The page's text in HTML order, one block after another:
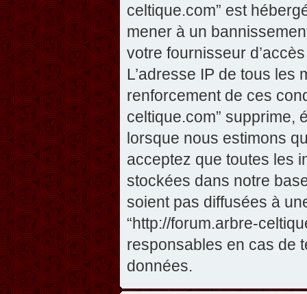
celtique.com” est
mener à un
votre fournisseur
L’adresse IP de tous
renforcement de ces
celtique.com” supprime,
lorsque nous estimons
acceptez que toutes les
stockées dans notre
soient pas diffusées à
“http://forum.arbre-
responsables en cas de
données.